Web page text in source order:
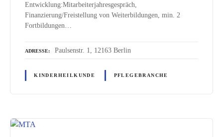
Entwicklung:Mitarbeiterjahresgespräch,
Finanzierung/Freistellung von Weiterbildungen, min. 2
Fortbildungen…
ADRESSE Paulsenstr. 1, 12163 Berlin
KINDERHEILKUNDE PFLEGEBRANCHE